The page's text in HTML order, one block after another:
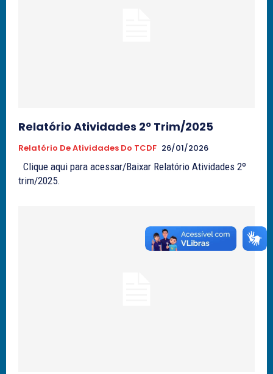
Relatório Atividades 2º Trim/2025
Relatório De Atividades Do TCDF 26/01/2026
Clique aqui para acessar/Baixar Relatório Atividades 2º
trim/2025.